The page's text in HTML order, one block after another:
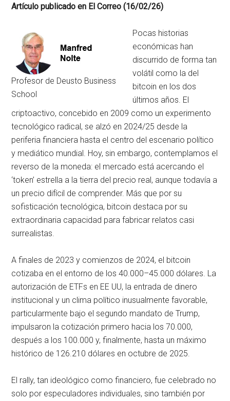
Artículo publicado en El Correo (16/02/26)
Profesor de Deusto Business
School
Pocas historias
económicas han
discurrido de forma tan
volátil como la del
bitcoin en los dos
últimos años. El
criptoactivo, concebido en 2009 como un experimento
tecnológico radical, se alzó en 2024/25 desde la
periferia financiera hasta el centro del escenario político
y mediático mundial. Hoy, sin embargo, contemplamos el
reverso de la moneda: el mercado está acercando el
‘token’ estrella a la tierra del precio real, aunque todavía a
un precio difícil de comprender. Más que por su
sofisticación tecnológica, bitcoin destaca por su
extraordinaria capacidad para fabricar relatos casi
surrealistas.
A finales de 2023 y comienzos de 2024, el bitcoin
cotizaba en el entorno de los 40.000–45.000 dólares. La
autorización de ETFs en EE UU, la entrada de dinero
institucional y un clima político inusualmente favorable,
particularmente bajo el segundo mandato de Trump,
impulsaron la cotización primero hacia los 70.000,
después a los 100.000 y, finalmente, hasta un máximo
histórico de 126.210 dólares en octubre de 2025.
El rally, tan ideológico como financiero, fue celebrado no
solo por especuladores individuales, sino también por